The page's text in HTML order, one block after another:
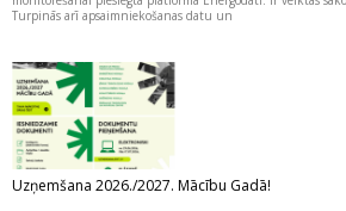
Turpinās arī apsaimniekošanas datu un
Uzņemšana 2026./2027. Mācību Gadā!